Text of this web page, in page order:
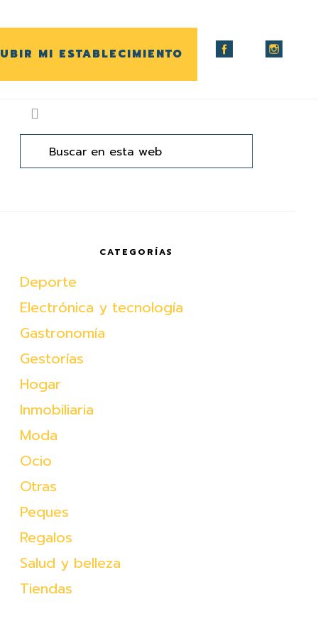
MI ESTABLECIMIENTO
Buscar
en
web
CATEGORÍAS
Deporte
Electrónica y tecnología
Gastronomía
Gestorías
Hogar
Inmobiliaria
Moda
Ocio
Otras
Peques
Regalos
Salud y belleza
Tiendas